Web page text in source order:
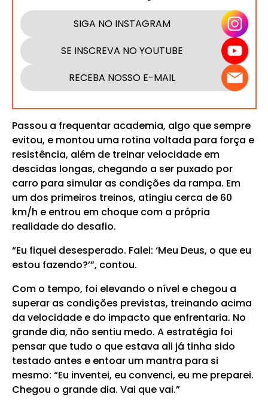
SIGA NO INSTAGRAM
SE INSCREVA NO YOUTUBE
RECEBA NOSSO E-MAIL
Passou a frequentar academia, algo que sempre
evitou, e montou uma rotina voltada para força e
resistência, além de treinar velocidade em
descidas longas, chegando a ser puxado por
carro para simular as condições da rampa. Em
um dos primeiros treinos, atingiu cerca de 60
km/h e entrou em choque com a própria
realidade do desafio.
“Eu fiquei desesperado. Falei: ‘Meu Deus, o que eu
estou fazendo?’”, contou.
Com o tempo, foi elevando o nível e chegou a
superar as condições previstas, treinando acima
da velocidade e do impacto que enfrentaria. No
grande dia, não sentiu medo. A estratégia foi
pensar que tudo o que estava ali já tinha sido
testado antes e entoar um mantra para si
mesmo: “Eu inventei, eu convenci, eu me preparei.
Chegou o grande dia. Vai que vai.”